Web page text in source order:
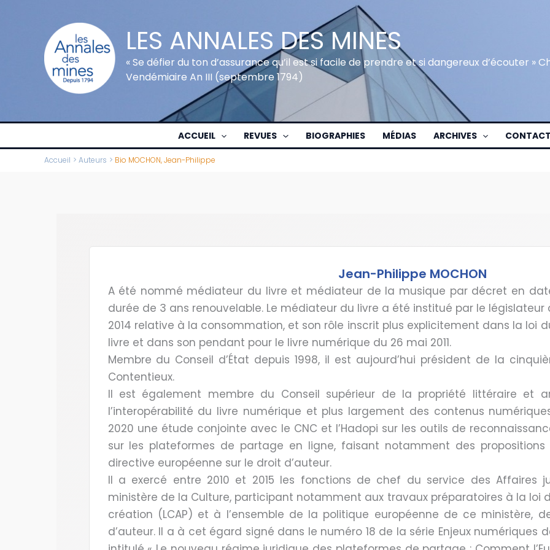
LES ANNALES DES MINES
« Se défier du ton d’assurance qu’il est si facile de prendre et si dangereux d’écouter »
Vendémiaire An III (septembre 1794)
ACCUEIL REVUES BIOGRAPHIES MÉDIAS ARCHIVES CONTACT
Accueil Auteurs Bio MOCHON, Jean-Philippe
Jean-Philippe MOCHON
A été nommé médiateur du livre et médiateur de la musique par décret en
durée de 3 ans renouvelable. Le médiateur du livre a été institué par le législateur
2014 relative à la consommation, et son rôle inscrit plus explicitement dans la loi
livre et dans son pendant pour le livre numérique du 26 mai 2011.
Membre du Conseil d’État depuis 1998, il est aujourd’hui président de la
Contentieux.
Il est également membre du Conseil supérieur de la propriété littéraire et
l’interopérabilité du livre numérique et plus largement des contenus
2020 une étude conjointe avec le CNC et l’Hadopi sur les outils de
sur les plateformes de partage en ligne, faisant notamment des
directive européenne sur le droit d’auteur.
Il a exercé entre 2010 et 2015 les fonctions de chef du service des Affaires
ministère de la Culture, participant notamment aux travaux prépa­ratoires à la loi
création (LCAP) et à l’ensemble de la politique européenne de ce ministère,
d’auteur. Il a à cet égard signé dans le numéro 18 de la série Enjeux numériques